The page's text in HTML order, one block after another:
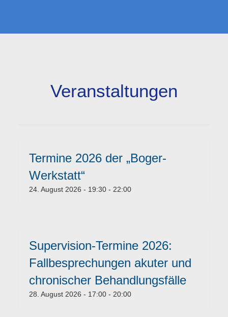
Veranstaltungen
Termine 2026 der „Boger-
Werkstatt“
24. August 2026 - 19:30- 22:00
Supervision-Termine 2026:
Fallbesprechungen akuter und
chronischer Behandlungsfälle
28. August 2026 - 17:00- 20:00